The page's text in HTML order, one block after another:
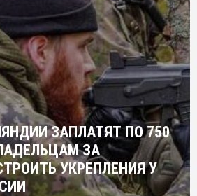
ЗАПЛАТЯТ ПО 750
ЗА
УКРЕПЛЕНИЯ У